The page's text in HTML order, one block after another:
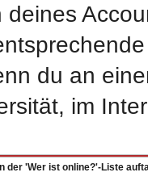
deines
du an
im
der 'Wer ist online?'-Liste